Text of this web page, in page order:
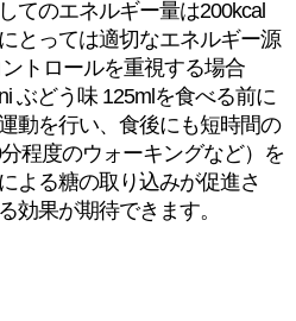
てのエネルギー量は200kcal
とっては適切なエネルギー源
トロールを重視する場合
ぶどう味 125mlを食べる前に
動を行い、食後にも短時間の
程度のウォーキングなど）を
よる糖の取り込みが促進さ
効果が期待できます。